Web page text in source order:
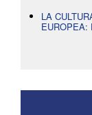
LA
EUROPEA: